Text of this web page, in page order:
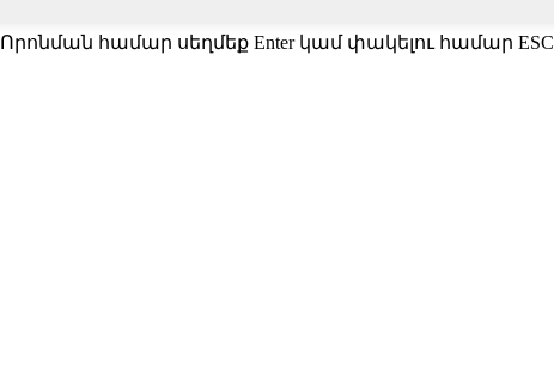
Որոնման համար սեղմեք Enter կամ փակելու համար ESC